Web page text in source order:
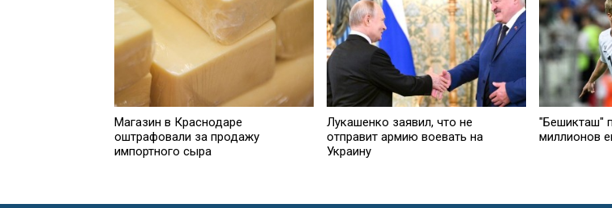
Магазин в Краснодаре
оштрафовали за продажу
импортного сыра
Лукашенко заявил, что не
отправит армию воевать на
Украину
"Бешикташ"
миллионов